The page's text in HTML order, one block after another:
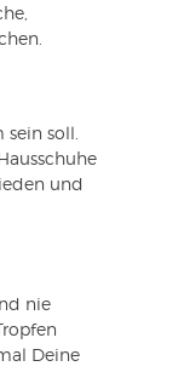
soll.
und
nie
Deine